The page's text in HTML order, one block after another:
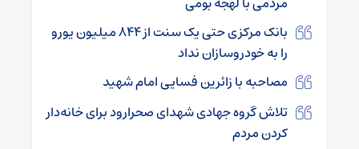
بانک مرکزی حتی یک سنت از 844 میلیون یورو
را به خودروسازان نداد
مصاحبه با زائرین فسایی امام شهید
تلاش گروه جهادی شهدای صحرارود برای خانه‌دار
کردن مردم